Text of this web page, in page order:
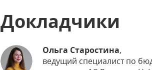
Докладчики
Ольга Старостина,
ведущий специалист по